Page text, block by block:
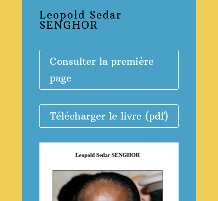
Leopold Sedar
SENGHOR
Consulter la première
page
Télécharger le livre (pdf)